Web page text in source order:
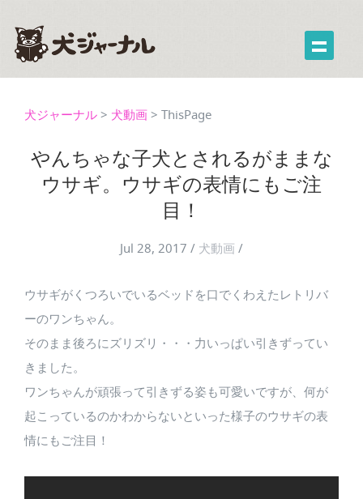
犬ジャーナル > 犬動画 > ThisPage
やんちゃな子犬とされるがままな
ウサギ。ウサギの表情にもご注
目！
Jul 28, 2017 / 犬動画 /
ウサギがくつろいでいるベッドを口でくわえたレトリバ
ーのワンちゃん。
そのまま後ろにズリズリ・・・力いっぱい引きずってい
きました。
ワンちゃんが頑張って引きずる姿も可愛いですが、何が
起こっているのかわからないといった様子のウサギの表
情にもご注目！